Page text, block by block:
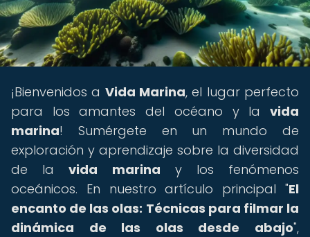
¡Bienvenidos a Vida Marina, el lugar perfecto
para los amantes del océano y la vida
marina! Sumérgete en un mundo de
exploración y aprendizaje sobre la diversidad
de lavida marina y los fenómenos
oceánicos. En nuestro artículo principal "El
encanto de las olas: Técnicas para filmar la
dinámica de las olas desde abajo",